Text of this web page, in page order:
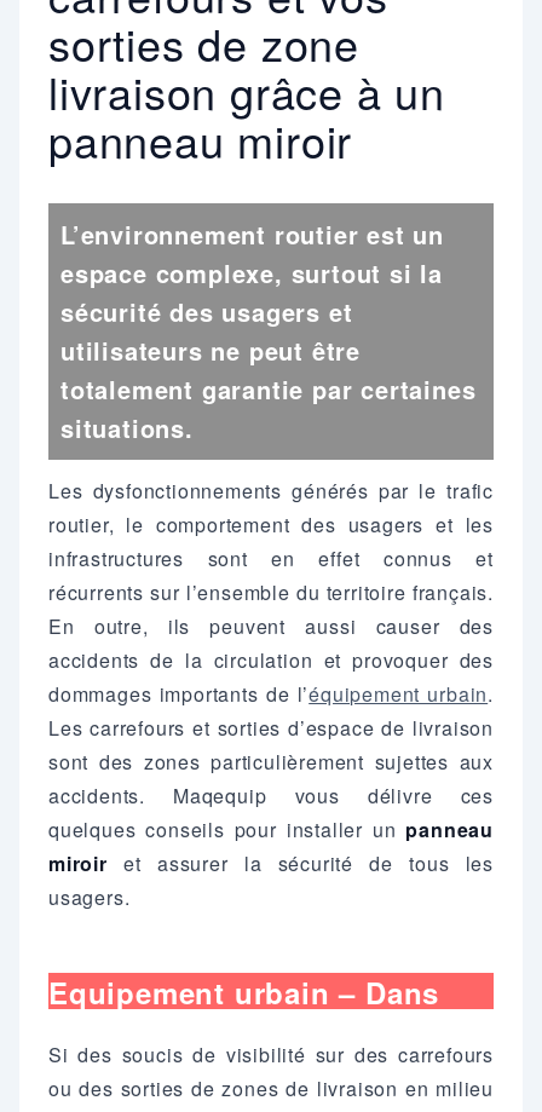
sorties de zone
livraison grâce à un
panneau miroir
L’environnement routier est un
espace complexe, surtout si la
sécurité des usagers et
utilisateurs ne peut être
totalement garantie par certaines
situations.
Les dysfonctionnements générés par le trafic
routier, le comportement des usagers et les
infrastructures sont en effet connus et
récurrents sur l’ensemble du territoire français.
En outre, ils peuvent aussi causer des
accidents de la circulation et provoquer des
dommages importants de l’équipement urbain.
Les carrefours et sorties d’espace de livraison
sont des zones particulièrement sujettes aux
accidents. Maqequip vous délivre ces
quelques conseils pour installer un panneau
miroir et assurer la sécurité de tous les
usagers.
Equipement urbain – Dans
routier ?
Si des soucis de visibilité sur des carrefours
ou des sorties de zones de livraison en milieu